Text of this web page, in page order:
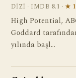
DIZI · IMDB 8.1 · ★
High Potential,
Goddard
yılında başl…